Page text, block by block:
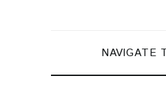
NAVIGATE